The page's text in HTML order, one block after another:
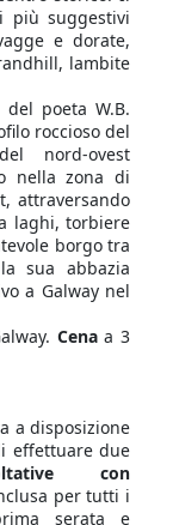
più suggestivi
e dorate,
lambite
poeta W.B.
roccioso del
nord-ovest
nella zona di
attraversando
laghi, torbiere
borgo tra
sua abbazia
a Galway nel
Cenaa 3
a disposizione
effettuare due
con
per tutti i
serata e